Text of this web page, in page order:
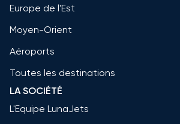
Europe de l'Est
Moyen-Orient
Aéroports
Toutes les destinations
LA SOCIÉTÉ
L'Equipe LunaJets